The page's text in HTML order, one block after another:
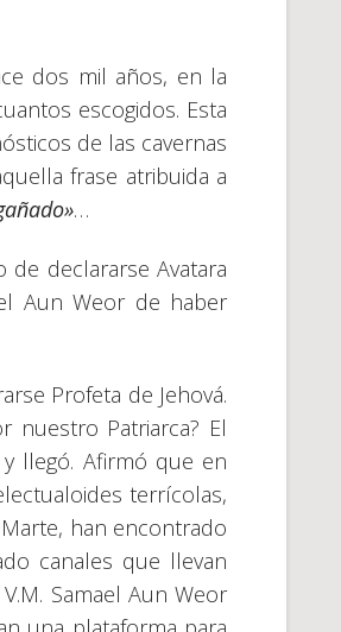
dos mil años, en la
escogidos. Esta
de las cavernas
frase atribuida a
…
de declararse Avatara
Aun Weor de haber
Profeta de Jehová.
nuestro Patriarca? El
llegó. Afirmó que en
terrícolas,
han encontrado
canales que llevan
Samael Aun Weor